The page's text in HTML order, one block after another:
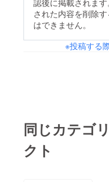
された内容を削除す
はできません。
※投稿する
同じカテゴ
クト